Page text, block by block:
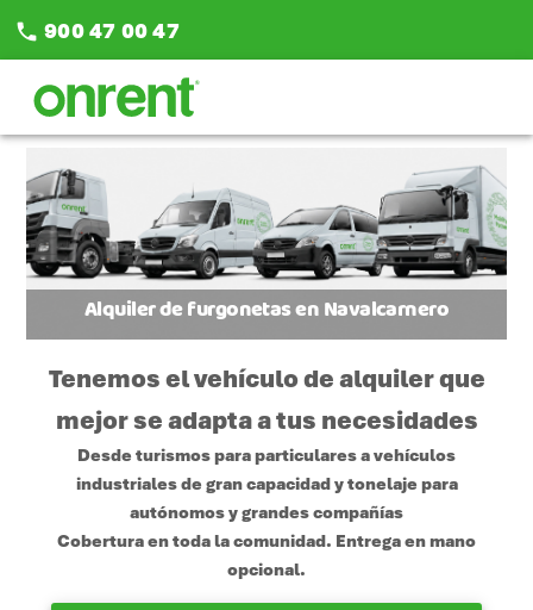
phone 900 47 00 47
Alquiler de furgonetas en Navalcarnero
Tenemos el vehículo de alquiler que
mejor se adapta a tus necesidades
Desde turismos para particulares a vehículos
industriales de gran capacidad y tonelaje para
autónomos y grandes compañías
Cobertura en toda la comunidad. Entrega en mano
opcional.